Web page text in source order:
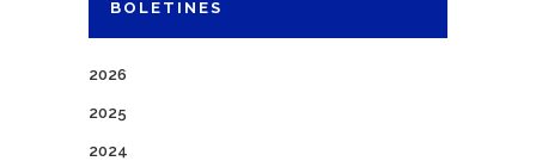
BOLETINES
2026
2025
2024